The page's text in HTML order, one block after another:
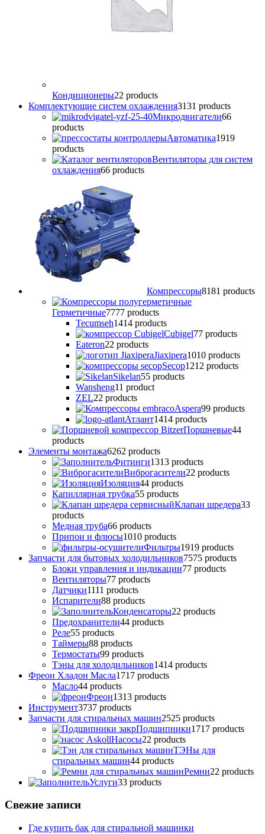
Кондиционеры22 products
Комплектующие систем охлаждения3131 products
Микродвигатели66
products
Автоматика1919
products
Вентиляторы для систем
охлаждения66 products
Компрессоры8181 products
Герметичные7777 products
Tecumseh1414 products
Cubigel77 products
Eateron22 products
Jiaxipera1010 products
Secop1212 products
Sikelan55 products
Wansheng11 product
ZEL22 products
Аspera99 products
Атлант1414 products
Поршневые44
products
Элементы монтажа6262 products
Фитинги1313 products
Виброгасители22 products
Изоляция44 products
Капиллярная трубка55 products
Клапан шредера33
products
Медная труба66 products
Припои и флюсы1010 products
Фильтры1919 products
Запчасти для бытовых холодильников7575 products
Блоки управления и индикации77 products
Вентиляторы77 products
Датчики1111 products
Испарители88 products
Конденсаторы22 products
Предохранители44 products
Реле55 products
Таймеры88 products
Термостаты99 products
Тэны для холодильников1414 products
Фреон Хладон Масла1717 products
Масло44 products
Фреон1313 products
Инструмент3737 products
Запчасти для стиральных машин2525 products
Подшипники1717 products
Насосы22 products
ТЭНы для
стиральных машин44 products
Ремни22 products
Услуги33 products
Свежие записи
Где купить бак для стиральной машинки